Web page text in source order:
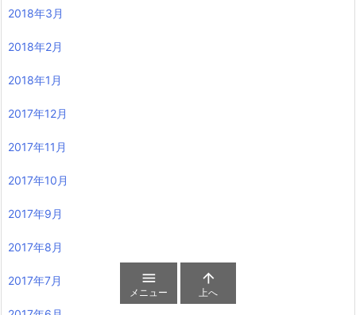
2018年3月
2018年2月
2018年1月
2017年12月
2017年11月
2017年10月
2017年9月
2017年8月
2017年7月 
メニュー

上へ